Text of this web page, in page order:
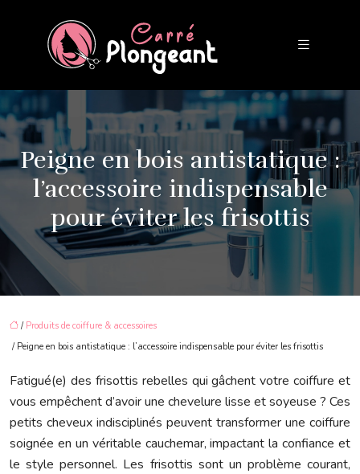
Peigne en bois antistatique :
l’accessoire indispensable
pour éviter les frisottis
/ Produits de coiffure & accessoires
/ Peigne en bois antistatique : l’accessoire indispensable pour éviter les frisottis
Fatigué(e) des frisottis rebelles qui gâchent votre coiffure et
vous empêchent d’avoir une chevelure lisse et soyeuse ? Ces
petits cheveux indisciplinés peuvent transformer une coiffure
soignée en un véritable cauchemar, impactant la confiance et
le style personnel. Les frisottis sont un problème courant,